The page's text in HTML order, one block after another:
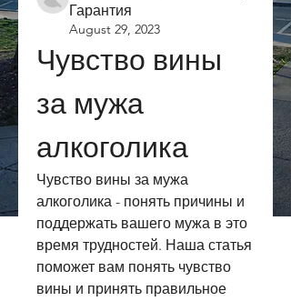
Гарантия
August 29, 2023
Чувство вины
за мужа
алкоголика
Чувство вины за мужа
алкоголика - понять причины и
поддержать вашего мужа в это
время трудностей. Наша статья
поможет вам понять чувство
вины и принять правильное